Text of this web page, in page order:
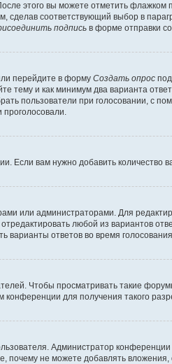
этого вы можете отметить флажком
соответствующий выбор в
подпись в форме отправки
перейдите в форму Создать опрос
тему и как минимум два варианта
пользователи при голосовании, с
проголосовали.
Если вам нужно добавить
или администраторами. Для
любой из вариантов
варианты ответов во время
Чтобы просматривать такие
для получения такого
Администратор
почему не можете добавлять